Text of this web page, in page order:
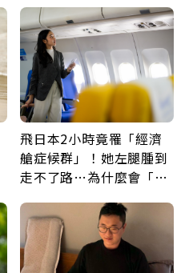
飛日本2小時竟罹「經濟
艙症候群」！她左腿腫到
走不了路…為什麼會「靜
注意